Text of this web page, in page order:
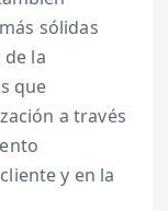
sólidas
la
que
a través
y en la